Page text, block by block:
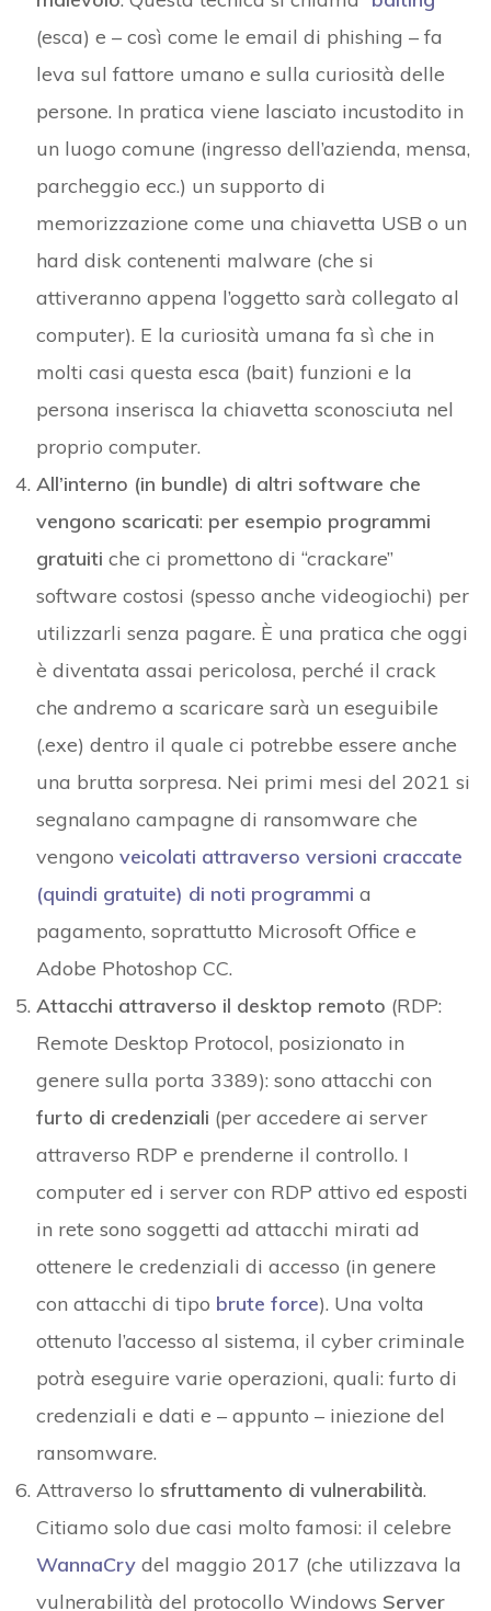
(esca) e – così come le email di phishing – fa
leva sul fattore umano e sulla curiosità delle
persone. In pratica viene lasciato incustodito in
un luogo comune (ingresso dell’azienda, mensa,
parcheggio ecc.) un supporto di
memorizzazione come una chiavetta USB o un
hard disk contenenti malware (che si
attiveranno appena l’oggetto sarà collegato al
computer). E la curiosità umana fa sì che in
molti casi questa esca (bait) funzioni e la
persona inserisca la chiavetta sconosciuta nel
proprio computer.
All’interno (in bundle) di altri software che
vengono scaricati: per esempio programmi
gratuiti che ci promettono di “crackare”
software costosi (spesso anche videogiochi) per
utilizzarli senza pagare. È una pratica che oggi
è diventata assai pericolosa, perché il crack
che andremo a scaricare sarà un eseguibile
(.exe) dentro il quale ci potrebbe essere anche
una brutta sorpresa. Nei primi mesi del 2021 si
segnalano campagne di ransomware che
vengonoveicolati attraverso versioni craccate
(quindi gratuite) di noti programmi a
pagamento, soprattutto Microsoft Office e
Adobe Photoshop CC.
Attacchi attraverso il desktop remoto (RDP:
Remote Desktop Protocol, posizionato in
genere sulla porta 3389): sono attacchi con
furto di credenziali (per accedere ai server
attraverso RDP e prenderne il controllo. I
computer ed i server con RDP attivo ed esposti
in rete sono soggetti ad attacchi mirati ad
ottenere le credenziali di accesso (in genere
con attacchi di tipo brute force). Una volta
ottenuto l’accesso al sistema, il cyber criminale
potrà eseguire varie operazioni, quali: furto di
credenziali e dati e – appunto – iniezione del
ransomware.
Attraverso lo sfruttamento di vulnerabilità.
Citiamo solo due casi molto famosi: il celebre
WannaCry del maggio 2017 (che utilizzava la
vulnerabilità del protocollo Windows Server